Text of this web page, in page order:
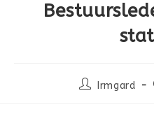
Irmgard